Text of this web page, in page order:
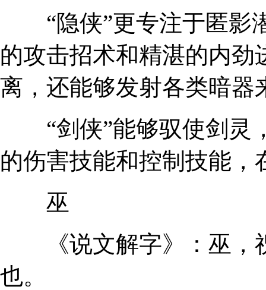
“隐侠”更专注于匿影
的攻击招术和精湛的内
离，还能够发射各类暗器
“剑侠”能够驭使剑灵
的伤害技能和控制技能
巫
《说文解字》：巫，
也。